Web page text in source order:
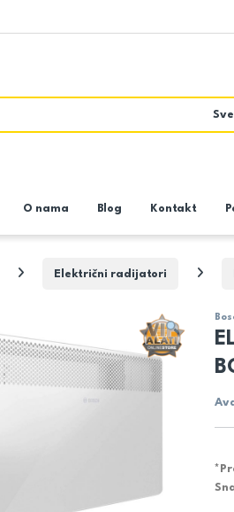
O nama Blog Kontakt
Električni radijatori